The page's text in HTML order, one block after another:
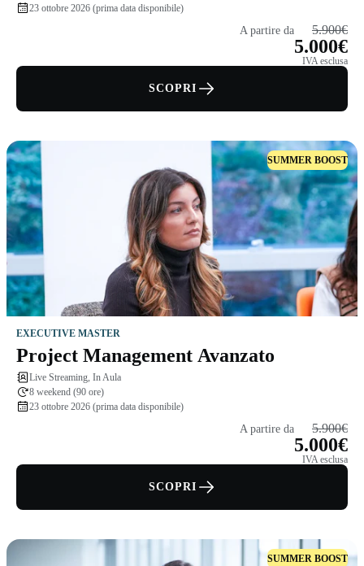
23 ottobre 2026 (prima data disponibile)
A partire da 5.900€
5.000€
IVA esclusa
SCOPRI
SUMMER BOOST
EXECUTIVE MASTER
Project Management Avanzato
Live Streaming, In Aula
8 weekend (90 ore)
23 ottobre 2026 (prima data disponibile)
A partire da 5.900€
5.000€
IVA esclusa
SCOPRI
SUMMER BOOST